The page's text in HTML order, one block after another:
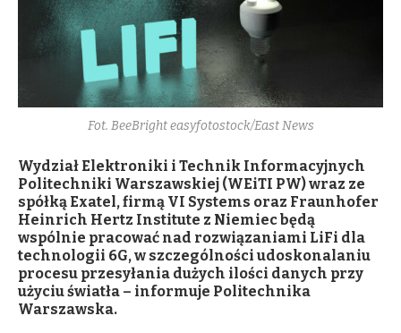
Fot. BeeBright easyfotostock/East News
Wydział Elektroniki i Technik Informacyjnych
Politechniki Warszawskiej (WEiTI PW) wraz ze
spółką Exatel, firmą VI Systems oraz Fraunhofer
Heinrich Hertz Institute z Niemiec będą
wspólnie pracować nad rozwiązaniami LiFi dla
technologii 6G, w szczególności udoskonalaniu
procesu przesyłania dużych ilości danych przy
użyciu światła – informuje Politechnika
Warszawska.